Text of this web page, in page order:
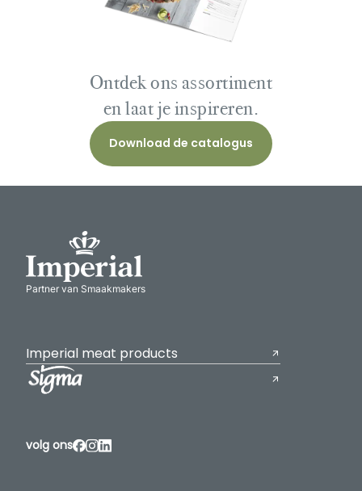
Ontdek ons assortiment
en laat je inspireren.
Download de catalogus
Partner van Smaakmakers
Imperial meat products
volg ons